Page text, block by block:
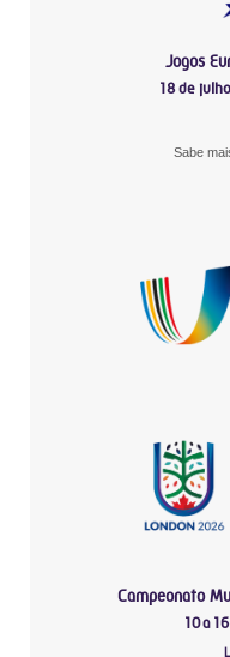
Jogos
18 de
Sabe
Campeonato
10 a